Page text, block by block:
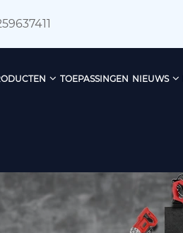
TOEPASSINGEN NIEUWS